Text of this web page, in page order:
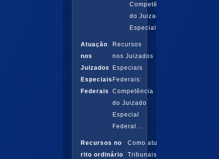
Competência
do Juizado
Especial...
Atuação
nos
Juizados
Especiais
Federais
Recursos
nos Juizados
Especiais
Federais:
Competência
do Juizado
Especial
Federal...
Recursos no
rito ordinário
Como atuar nos
Tribunais